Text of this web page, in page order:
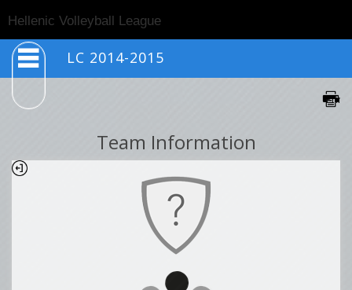
Hellenic Volleyball League
LC 2014-2015
Team Information